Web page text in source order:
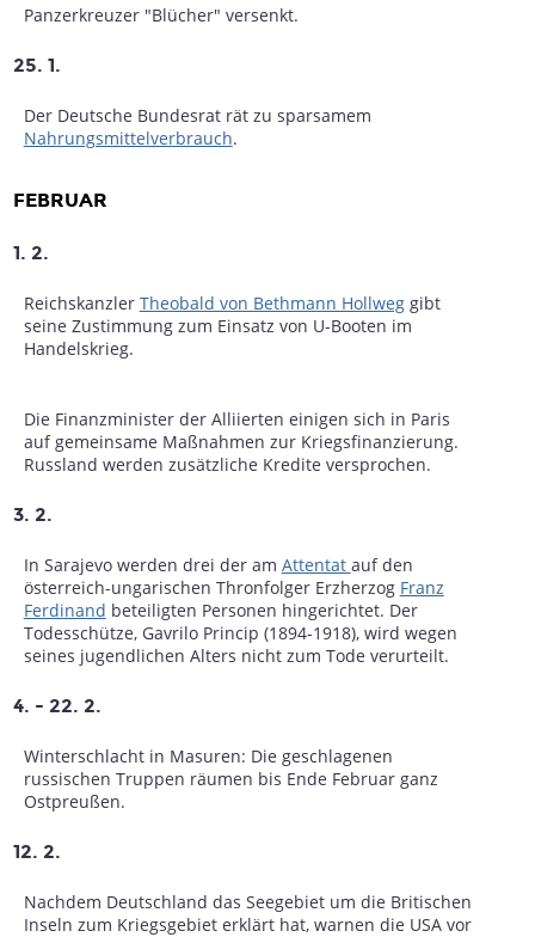
Panzerkreuzer "Blücher" versenkt.
25. 1.
Der Deutsche Bundesrat rät zu sparsamem
Nahrungsmittelverbrauch.
FEBRUAR
1. 2.
Reichskanzler Theobald von Bethmann Hollweggibt
seine Zustimmung zum Einsatz von U-Booten im
Handelskrieg.
Die Finanzminister der Alliierten einigen sich in Paris
auf gemeinsame Maßnahmen zur Kriegsfinanzierung.
Russland werden zusätzliche Kredite versprochen.
3. 2.
In Sarajevo werden drei der am Attentat auf den
österreich-ungarischen Thronfolger Erzherzog Franz
Ferdinand beteiligten Personen hingerichtet. Der
Todesschütze, Gavrilo Princip (1894-1918), wird wegen
seines jugendlichen Alters nicht zum Tode verurteilt.
4. - 22. 2.
Winterschlacht in Masuren: Die geschlagenen
russischen Truppen räumen bis Ende Februar ganz
Ostpreußen.
12. 2.
Nachdem Deutschland das Seegebiet um die Britischen
Inseln zum Kriegsgebiet erklärt hat, warnen die USA vor